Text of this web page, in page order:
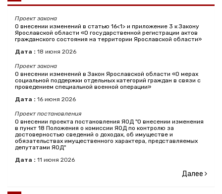
Проект закона
О внесении изменений в статью 16<1> и приложение 3 к Закону
Ярославской области «О государственной регистрации актов
гражданского состояния на территории Ярославской области»
Дата : 18 июня 2026
Проект закона
О внесении изменений в Закон Ярославской области «О мерах
социальной поддержки отдельных категорий граждан в связи с
проведением специальной военной операции»
Дата : 16 июня 2026
Проект постановления
О внесении проекта постановления ЯОД "О внесении изменения
в пункт 18 Положения о комиссии ЯОД по контролю за
достоверностью сведений о доходах, об имуществе и
обязательствах имущественного характера, представляемых
депутатами ЯОД"
Дата : 11 июня 2026
Далее